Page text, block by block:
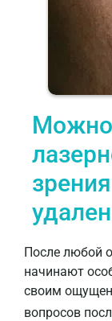
Можно
После любой
начинают
своим
вопросов